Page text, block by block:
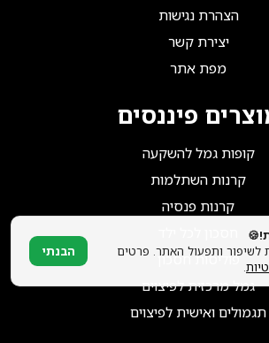
הצהרת נגישות
יצירת קשר
מפת אתר
פיננסים
קופות גמל להשקעה
קרנות השתלמות
קרנות פנסיה
פוליסות חסכון
גמל מרכזית לפיצוים
תגמולים ואישית לפיצוים
לשיפור ותפעול האתר. פרטים
.
הבנתי